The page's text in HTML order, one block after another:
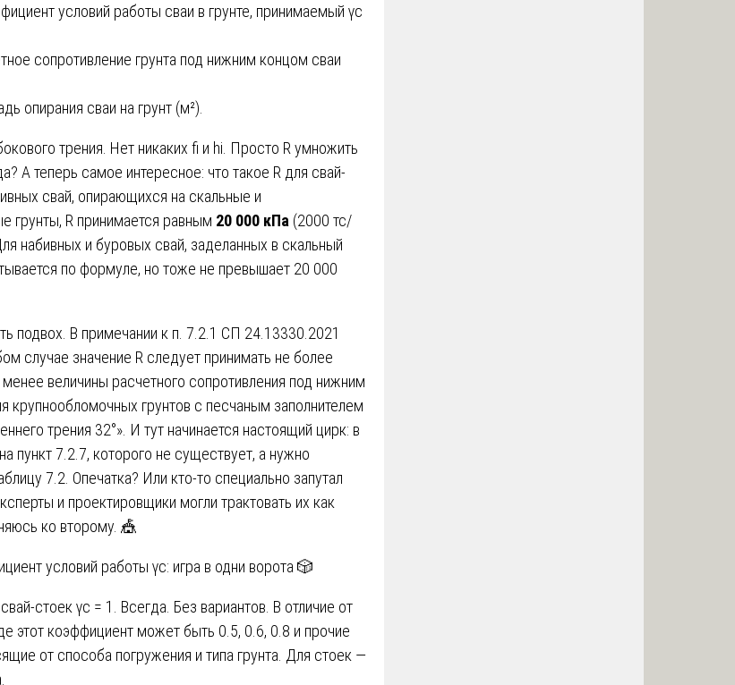
условий работы сваи в грунте, принимаемый γc
сопротивление грунта под нижним концом сваи
опирания сваи на грунт (м²).
трения. Нет никаких fi и hi. Просто R умножить
А теперь самое интересное: что такое R для свай-
свай, опирающихся на скальные и
грунты, R принимается равным 20 000 кПа (2000 тс/
набивных и буровых свай, заделанных в скальный
по формуле, но тоже не превышает 20 000
подвох. В примечании к п. 7.2.1 СП 24.13330.2021
случае значение R следует принимать не более
величины расчетного сопротивления под нижним
крупнообломочных грунтов с песчаным заполнителем
трения 32°». И тут начинается настоящий цирк: в
пункт 7.2.7, которого не существует, а нужно
7.2. Опечатка? Или кто-то специально запутал
и проектировщики могли трактовать их как
ко второму. 🎪
условий работы γc: игра в одни ворота 🎲
стоек γc = 1. Всегда. Без вариантов. В отличие от
этот коэффициент может быть 0.5, 0.6, 0.8 и прочие
от способа погружения и типа грунта. Для стоек —